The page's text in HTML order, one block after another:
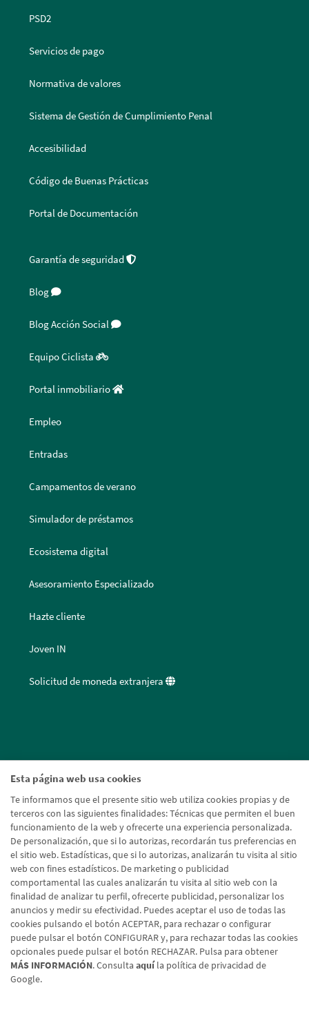
Esta página web usa cookies
Te informamos que el presente sitio web utiliza cookies propias y de
terceros con las siguientes finalidades: Técnicas que permiten el buen
funcionamiento de la web y ofrecerte una experiencia personalizada.
De personalización, que si lo autorizas, recordarán tus preferencias en
el sitio web. Estadísticas, que si lo autorizas, analizarán tu visita al sitio
web con fines estadísticos. De marketing o publicidad
comportamental las cuales analizarán tu visita al sitio web con la
finalidad de analizar tu perfil, ofrecerte publicidad, personalizar los
anuncios y medir su efectividad. Puedes aceptar el uso de todas las
cookies pulsando el botón ACEPTAR, para rechazar o configurar
puede pulsar el botón CONFIGURAR y, para rechazar todas las cookies
opcionales puede pulsar el botón RECHAZAR. Pulsa para obtener
MÁS INFORMACIÓN. Consulta aquíla política de privacidad de
Google.
PSD2
Servicios de pago
Normativa de valores
Sistema de Gestión de Cumplimiento Penal
Accesibilidad
Código de Buenas Prácticas
Portal de Documentación
Garantía de seguridad
Blog
Blog Acción Social
Equipo Ciclista
Portal inmobiliario
Empleo
Entradas
Campamentos de verano
Simulador de préstamos
Ecosistema digital
Asesoramiento Especializado
Hazte cliente
Joven IN
Solicitud de moneda extranjera
Aviso legal